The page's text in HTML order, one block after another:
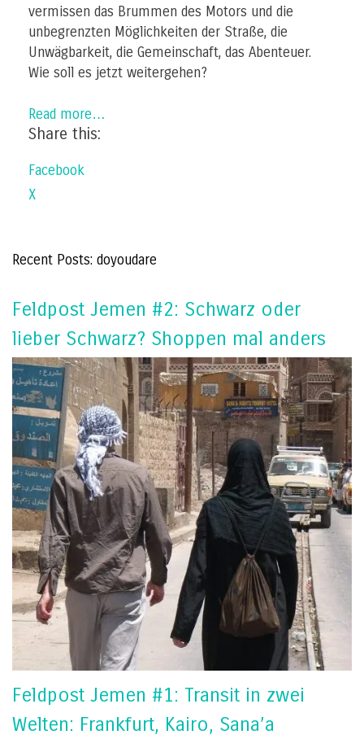
vermissen das Brummen des Motors und die
unbegrenzten Möglichkeiten der Straße, die
Unwägbarkeit, die Gemeinschaft, das Abenteuer.
Wie soll es jetzt weitergehen?
Read more…
Share this:
Facebook
X
Recent Posts: doyoudare
Feldpost Jemen #2: Schwarz oder
lieber Schwarz? Shoppen mal anders
Feldpost Jemen #1: Transit in zwei
Welten: Frankfurt, Kairo, Sana’a